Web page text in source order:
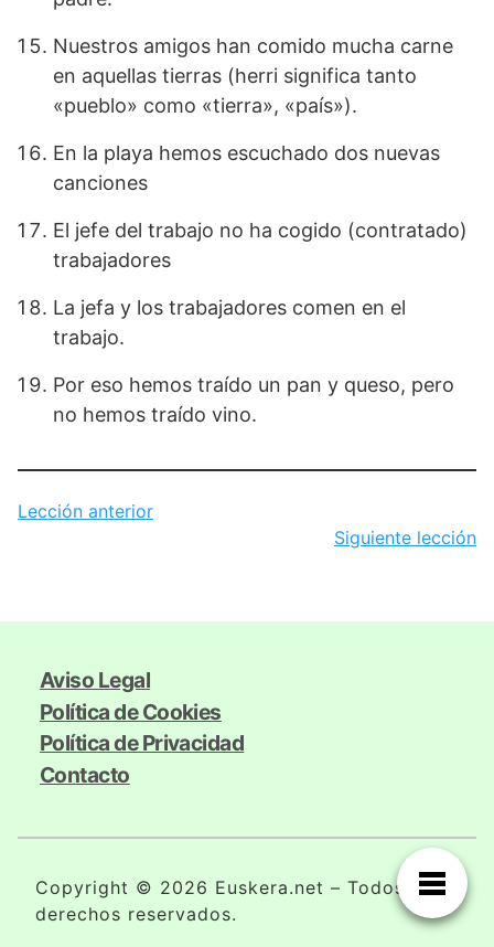
Nuestros amigos han comido mucha carne
en aquellas tierras (herri significa tanto
«pueblo» como «tierra», «país»).
En la playa hemos escuchado dos nuevas
canciones
El jefe del trabajo no ha cogido (contratado)
trabajadores
La jefa y los trabajadores comen en el
trabajo.
Por eso hemos traído un pan y queso, pero
no hemos traído vino.
Lección anterior
Siguiente lección
Aviso Legal
Política de Cookies
Política de Privacidad
Contacto
Copyright © 2026 Euskera.net – Todos los
derechos reservados.